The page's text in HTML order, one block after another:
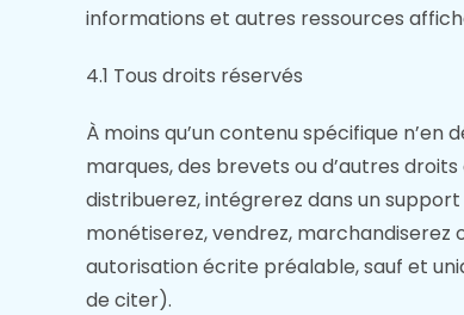
informations et autres ressources
4.1 Tous droits réservés
À moins qu’un contenu spécifique
marques, des brevets ou d’autres
distribuerez, intégrerez dans un
monétiserez, vendrez, marchandiserez
autorisation écrite préalable, sauf et
de citer).